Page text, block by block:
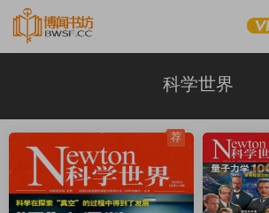
科学世界
荐